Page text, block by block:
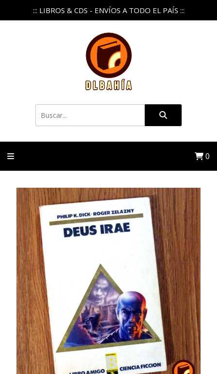
::: LIBROS & CDS - ENVÍOS A TODO EL PAÍS :::
0